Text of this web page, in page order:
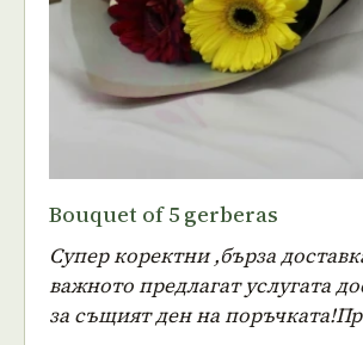
Bouquet of 5 gerberas
Супер коректни ,бърза
важното предлагат услугата
за същият ден на